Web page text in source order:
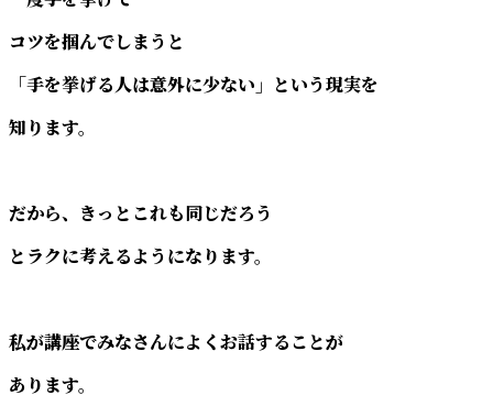
コツを掴んでしまうと
「手を挙げる人は意外に少ない」という現実を
知ります。
だから、きっとこれも同じだろう
とラクに考えるようになります。
私が講座でみなさんによくお話することが
あります。